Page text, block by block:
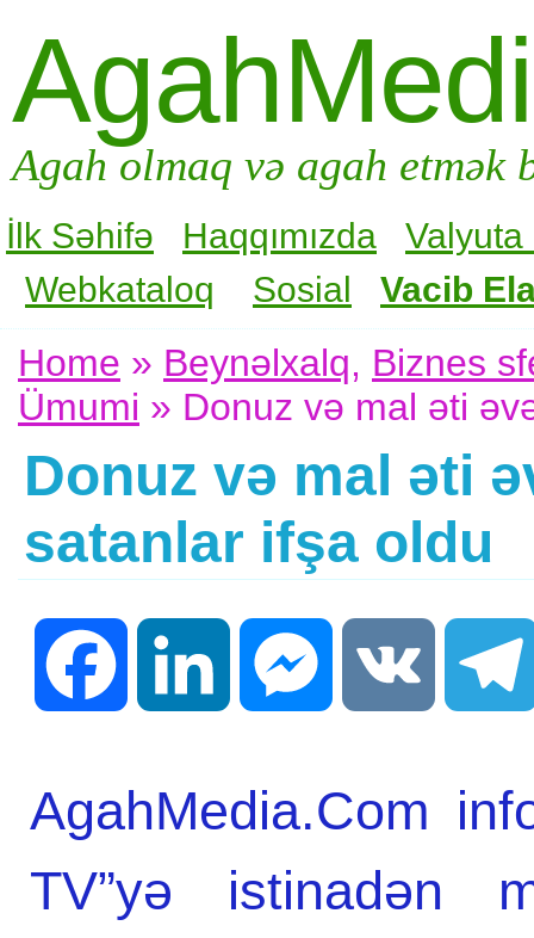
Agah olmaq və agah
İlk Səhifə Haqqımızda
Valyuta
Webkataloq
Sosial Vacib
Home » Beynəlxalq, Biznes
Ümumi » Donuz və mal əti
Donuz və mal əti
satanlar ifşa oldu
Facebook LinkedIn Messenger VK
AgahMedia.Com
TV”yə istinadən